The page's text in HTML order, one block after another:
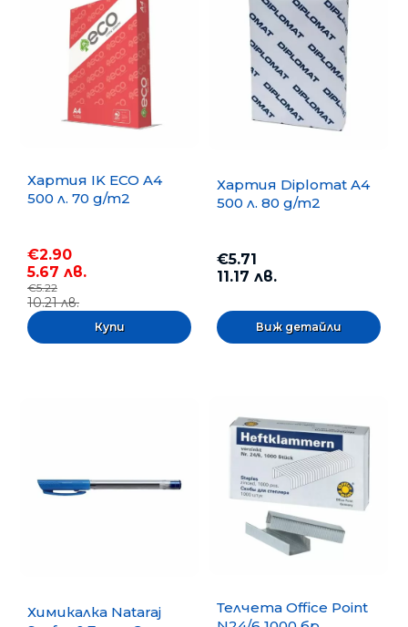
Хартия IK ECO A4
500 л. 70 g/m2
€2.90
5.67 лв.
€5.22
10.21 лв.
Хартия Diplomat A4
500 л. 80 g/m2
€5.71
11.17 лв.
Виж детайли
Химикалка Nataraj
Телчета Office Point